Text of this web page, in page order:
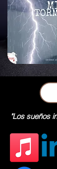
"Los sueños